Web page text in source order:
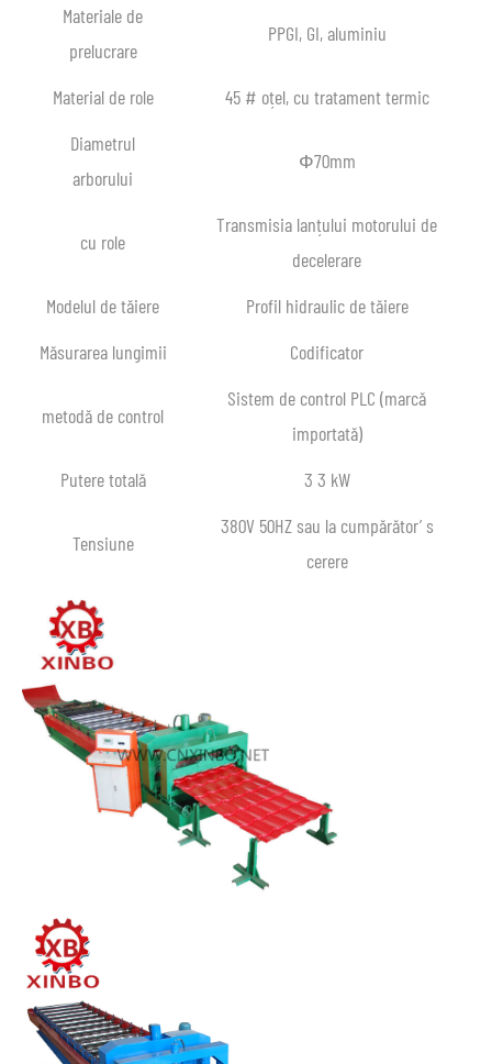
Materiale de
prelucrare
PPGI, GI, aluminiu
Material de role
45 # oțel, cu tratament termic
Diametrul
arborului
Ф70mm
cu role
Transmisia lanțului motorului de
decelerare
Modelul de tăiere
Profil hidraulic de tăiere
Măsurarea lungimii
Codificator
metodă de control
Sistem de control PLC (marcă
importată)
Putere totală
3 3 kW
Tensiune
380V 50HZ sau la cumpărător’ s
cerere